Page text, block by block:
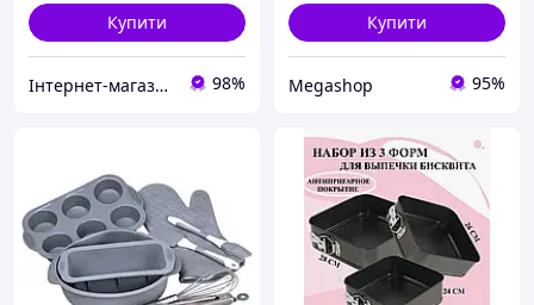
Купити
Інтернет-магазин Фаворит 98%
Купити
Megashop 95%